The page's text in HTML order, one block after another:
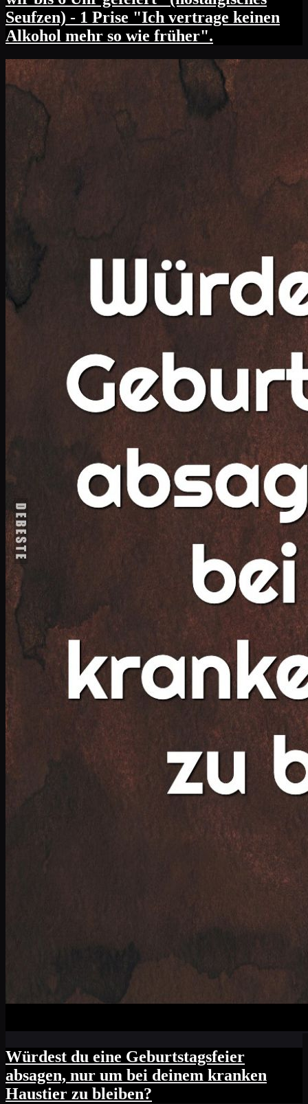
Seufzen) - 1 Prise "Ich vertrage keinen
Alkohol mehr so wie früher".
Würdest du eine Geburtstagsfeier
absagen, nur um bei deinem kranken
Haustier zu bleiben?